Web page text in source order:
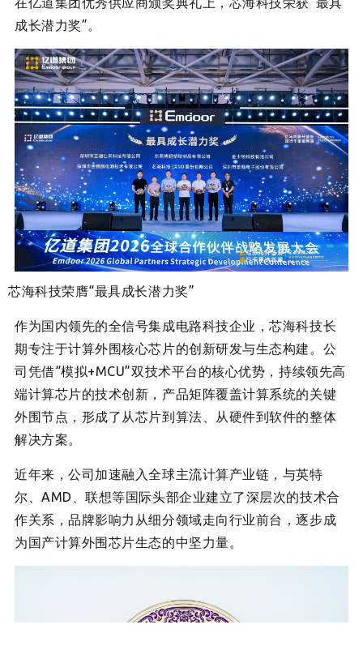
成长潜力奖”。
芯海科技荣膺“最具成长潜力奖”
作为国内领先的全信号集成电路科技企业，芯海科技长
期专注于计算外围核心芯片的创新研发与生态构建。公
司凭借“模拟+MCU”双技术平台的核心优势，持续领先高
端计算芯片的技术创新，产品矩阵覆盖计算系统的关键
外围节点，形成了从芯片到算法、从硬件到软件的整体
解决方案。
近年来，公司加速融入全球主流计算产业链，与英特
尔、AMD、联想等国际头部企业建立了深层次的技术合
作关系，品牌影响力从细分领域走向行业前台，逐步成
为国产计算外围芯片生态的中坚力量。